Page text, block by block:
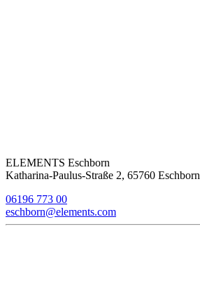
ELEMENTS Eschborn
Katharina-Paulus-Straße 2, 65760 Eschborn
06196 773 00
eschborn@elements.com